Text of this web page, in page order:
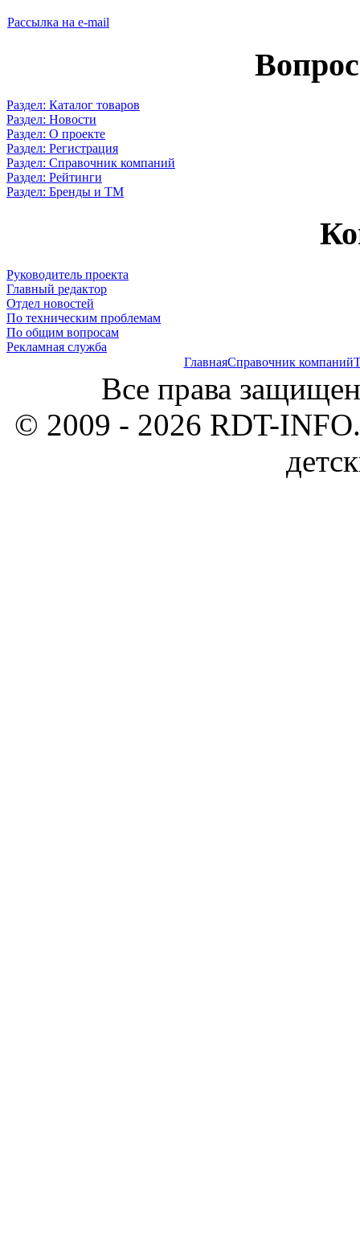
Рассылка на e-mail
Раздел: Каталог товаров
Раздел: Новости
Раздел: О проекте
Раздел: Регистрация
Раздел: Справочник компаний
Раздел: Рейтинги
Раздел: Бренды и ТМ
Руководитель проекта
Главный редактор
Отдел новостей
По техническим проблемам
По общим вопросам
Рекламная служба
ГлавнаяСправочник компаний
Все права
© 2009 - 2026 RDT-